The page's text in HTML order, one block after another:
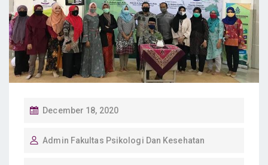
P
S
December 18, 2020
Admin Fakultas Psikologi Dan Kesehatan